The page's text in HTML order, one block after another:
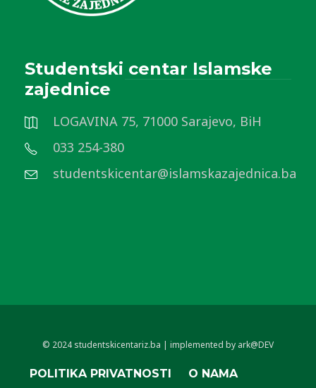
Studentski centar Islamske
zajednice
LOGAVINA 75, 71000 Sarajevo, BiH
033 254-380
studentskicentar@islamskazajednica.ba
© 2024 studentskicentariz.ba | implemented by ark@DEV
POLITIKA PRIVATNOSTI O NAMA